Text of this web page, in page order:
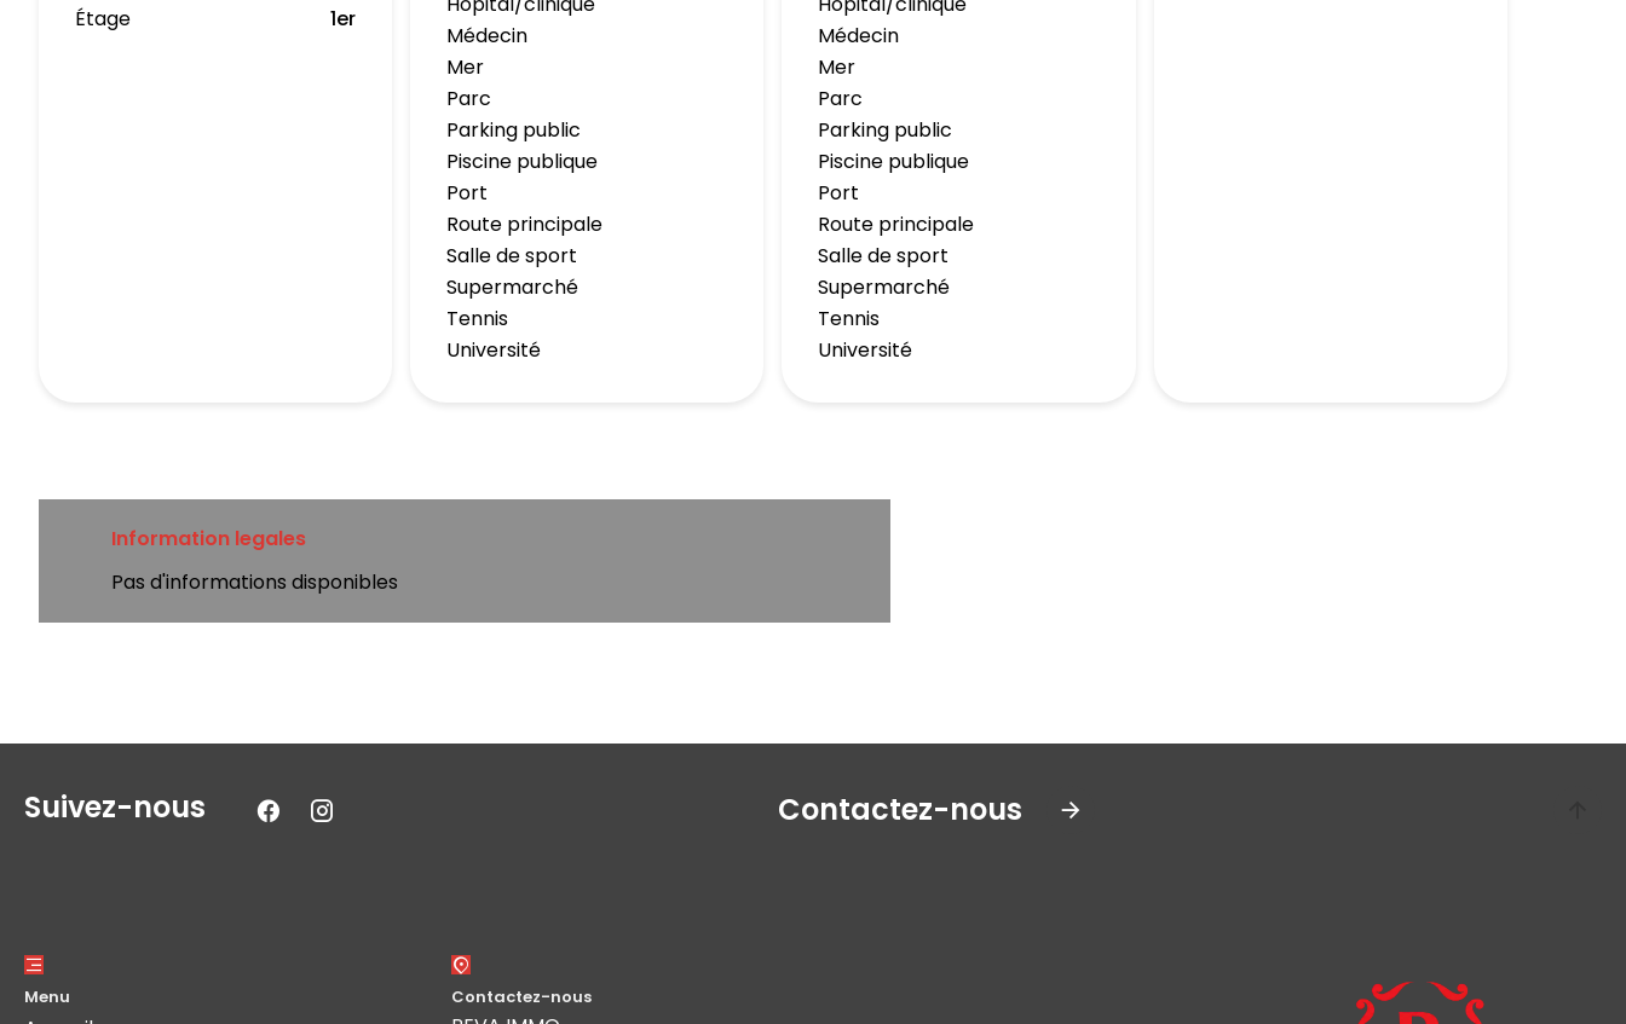
Étage
1er
Médecin
Mer
Parc
Parking public
Piscine publique
Port
Route principale
Salle de sport
Supermarché
Tennis
Université
Médecin
Mer
Parc
Parking public
Piscine publique
Port
Route principale
Salle de sport
Supermarché
Tennis
Université
Information legales
Pas d'informations disponibles
Suivez-nous Contactez-nous
Menu Contactez-nous